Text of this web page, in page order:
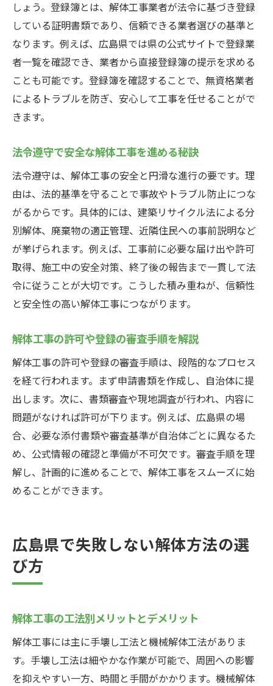
しょう。登録簿とは、解体工事業者が法令に基づき登録
している証明書類であり、信頼できる業者選びの基準と
なります。例えば、広島県では県の公式サイトで登録業
者一覧を確認でき、業者から直接登録簿の提示を求める
ことも可能です。登録簿を確認することで、無資格業者
によるトラブルを防ぎ、安心して工事を任せることがで
きます。
法令遵守で安全な解体工事を進める秘訣
法令遵守は、解体工事の安全と円滑な進行の要です。理
由は、法的基準を守ることで事故やトラブル防止につな
がるからです。具体的には、建築リサイクル法による分
別解体、廃棄物の適正管理、近隣住民への事前説明など
が挙げられます。例えば、工事前に必要な届け出や許可
取得、施工中の安全対策、終了後の報告まで一貫して法
令に従うことが大切です。こうした積み重ねが、信頼性
と安全性の高い解体工事につながります。
解体工事の許可や登録の審査手順を解説
解体工事の許可や登録の審査手順は、段階的なプロセス
を経て行われます。まず申請書類を作成し、自治体に提
出します。次に、書類審査や現地調査が行われ、内容に
問題がなければ許可が下ります。例えば、広島県の場
合、必要な添付書類や審査基準が自治体ごとに異なるた
め、公式情報の確認と準備が不可欠です。審査手順を理
解し、計画的に進めることで、解体工事をスムーズに始
めることができます。
広島県で失敗しない解体方法の選
び方
解体工事の工法別メリットとデメリット
解体工事には主に手壊し工法と機械解体工法がありま
す。手壊し工法は細やかな作業が可能で、周囲への影響
を抑えやすい一方、時間と手間がかかります。機械解体